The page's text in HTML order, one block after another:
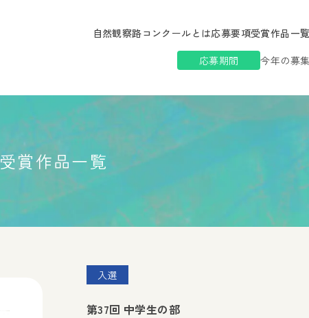
自然観察路コンクールとは応募要項受賞作品一覧
応募期間
今年の募
受賞作品一覧
入選
第37回 中学生の部